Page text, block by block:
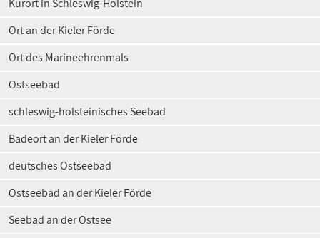
Kurort in Schleswig-Holstein
Ort an der Kieler Förde
Ort des Marineehrenmals
Ostseebad
schleswig-holsteinisches Seebad
Badeort an der Kieler Förde
deutsches Ostseebad
Ostseebad an der Kieler Förde
Seebad an der Ostsee